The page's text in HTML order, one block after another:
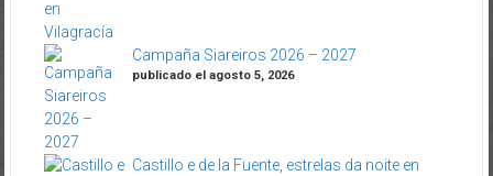
Campaña Siareiros 2026 – 2027
publicado el agosto 5, 2026
Castillo e de la Fuente, estrelas da noite en